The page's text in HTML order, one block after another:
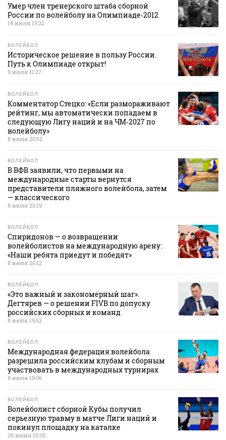
Умер член тренерского штаба сборной
России по волейболу на Олимпиаде‑2012
14 июля 19:22
ВОЛЕЙБОЛ
Историческое решение в пользу России.
Путь к Олимпиаде открыт!
9 июля 11:27
ВОЛЕЙБОЛ
Комментатор Стецко: «Если размораживают
рейтинг, мы автоматически попадаем в
следующую Лигу наций и на ЧМ‑2027 по
волейболу»
8 июля 20:52
ВОЛЕЙБОЛ
В ВФВ заявили, что первыми на
международные старты вернутся
представители пляжного волейбола, затем
— классического
8 июля 20:19
ВОЛЕЙБОЛ
Спиридонов — о возвращении
волейболистов на международную арену:
«Наши ребята приедут и победят»
8 июля 20:12
ВОЛЕЙБОЛ
«Это важный и закономерный шаг».
Дегтярев — о решении FIVB по допуску
российских сборных и команд
8 июля 19:52
ВОЛЕЙБОЛ
Международная федерация волейбола
разрешила российским клубам и сборным
участвовать в международных турнирах
8 июля 19:06
ВОЛЕЙБОЛ
Волейболист сборной Кубы получил
серьезную травму в матче Лиги наций и
покинул площадку на каталке
28 июня 16:39